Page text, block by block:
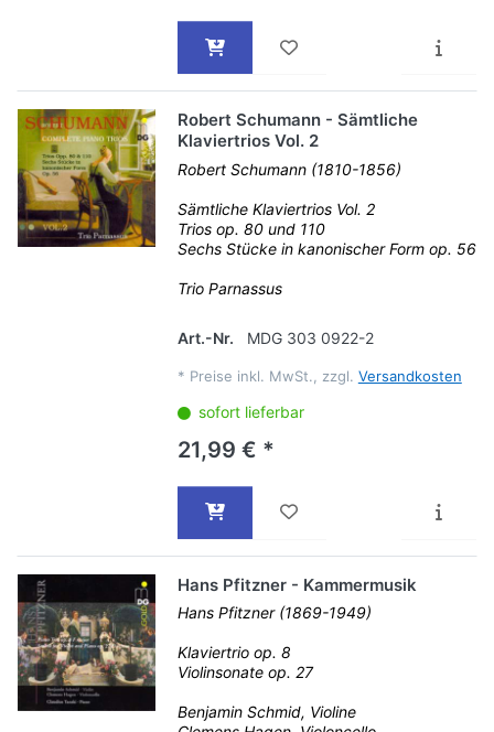
Robert Schumann - Sämtliche
Klaviertrios Vol. 2
Robert Schumann (1810-1856)
Sämtliche Klaviertrios Vol. 2
Trios op. 80 und 110
Sechs Stücke in kanonischer Form op. 56
Trio Parnassus
Art.-Nr. MDG 303 0922-2
* Preise inkl. MwSt., zzgl. Versandkosten
sofort lieferbar
21,99 € *
Hans Pfitzner - Kammermusik
Hans Pfitzner (1869-1949)
Klaviertrio op. 8
Violinsonate op. 27
Benjamin Schmid, Violine